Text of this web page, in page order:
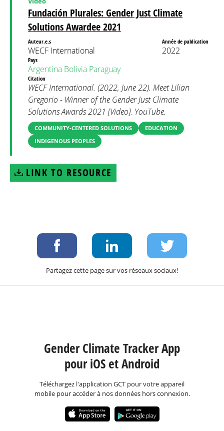
Fundación Plurales: Gender Just Climate
Solutions Awardee 2021
Auteur.e.s
WECF International
Année de publication
2022
Pays
Argentina Bolivia Paraguay
Citation
WECF International. (2022, June 22). Meet Lilian
Gregorio - Winner of the Gender Just Climate
Solutions Awards 2021 [Video]. YouTube.
COMMUNITY-CENTERED SOLUTIONS
EDUCATION
INDIGENOUS PEOPLES
LINK TO RESOURCE
Partagez cette page sur vos réseaux sociaux!
Gender Climate Tracker App
pour iOS et Android
Téléchargez l'application GCT pour votre appareil
mobile pour accéder à nos données hors connexion.